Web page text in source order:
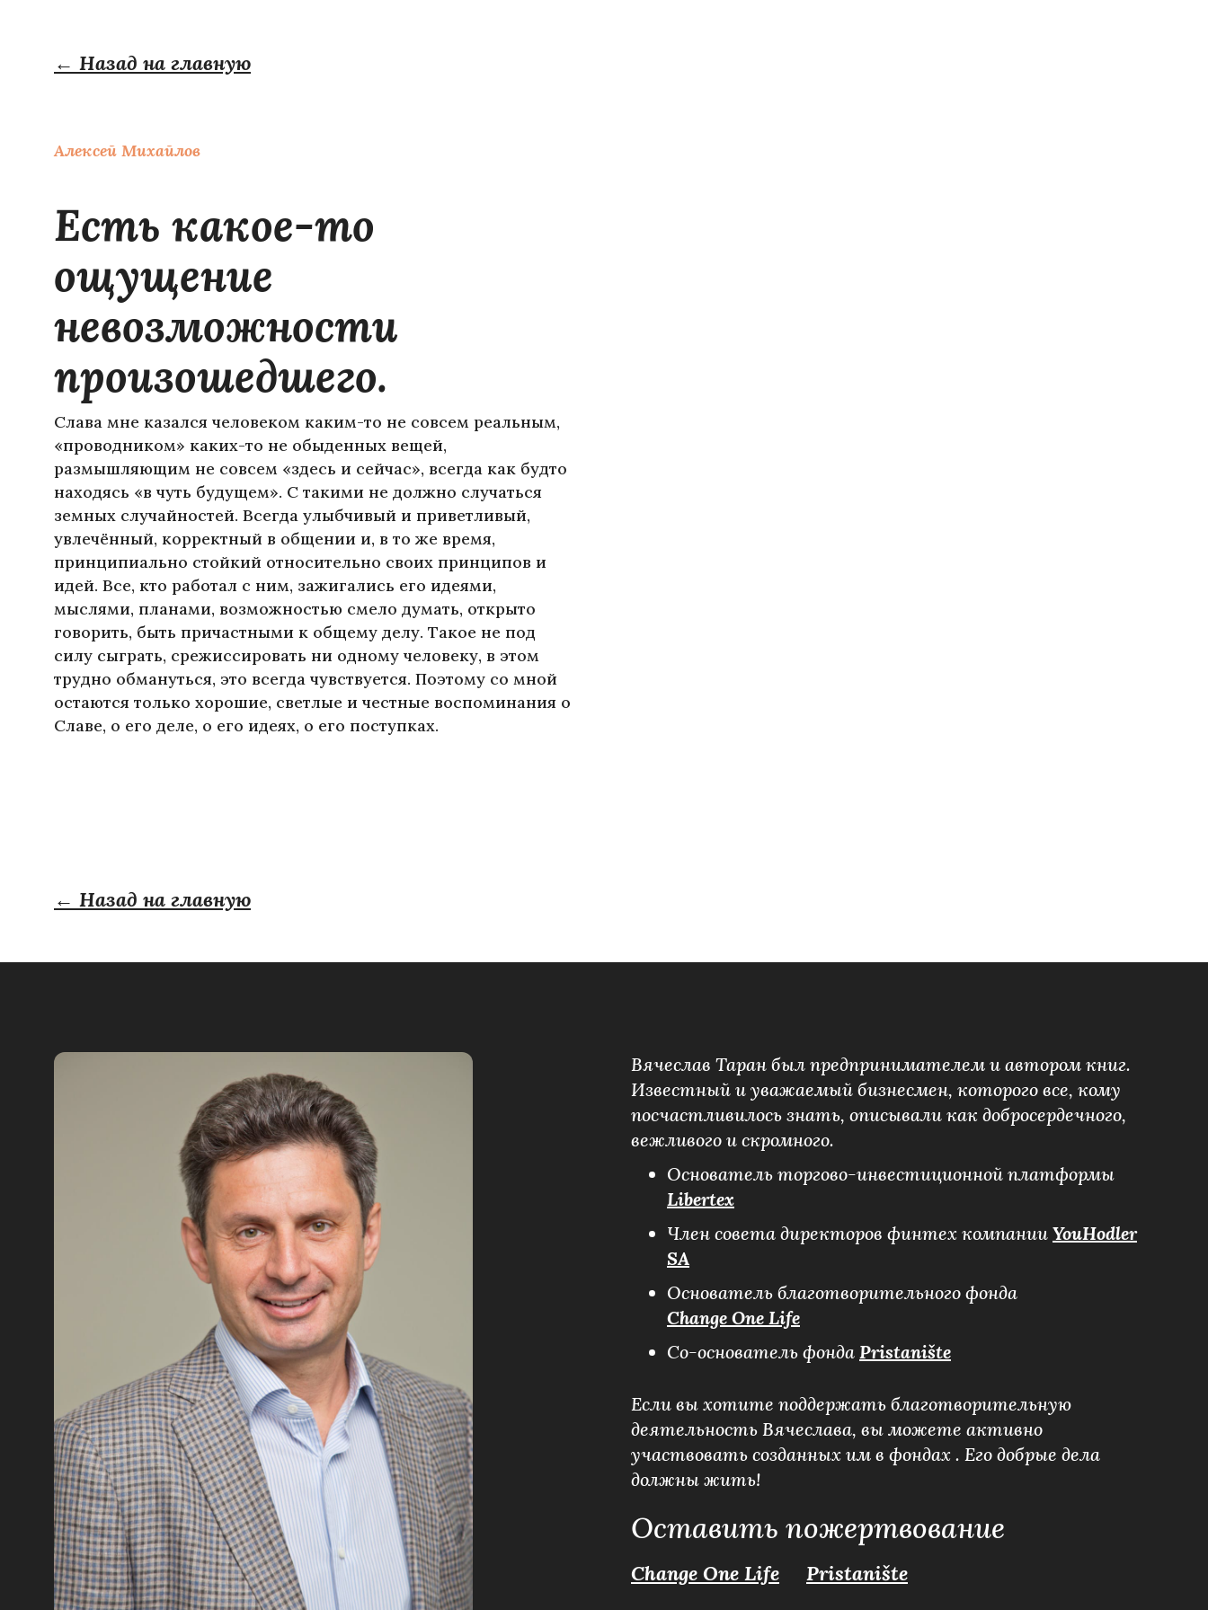
← Назад на главную
Алексей Михайлов
Есть какое-то
ощущение
невозможности
произошедшего.
Слава мне казался человеком каким-то не совсем реальным,
«проводником» каких-то не обыденных вещей,
размышляющим не совсем «здесь и сейчас», всегда как будто
находясь «в чуть будущем». С такими не должно случаться
земных случайностей. Всегда улыбчивый и приветливый,
увлечённый, корректный в общении и, в то же время,
принципиально стойкий относительно своих принципов и
идей. Все, кто работал с ним, зажигались его идеями,
мыслями, планами, возможностью смело думать, открыто
говорить, быть причастными к общему делу. Такое не под
силу сыграть, срежиссировать ни одному человеку, в этом
трудно обмануться, это всегда чувствуется. Поэтому со мной
остаются только хорошие, светлые и честные воспоминания о
Славе, о его деле, о его идеях, о его поступках.
← Назад на главную
Вячеслав Таран был предпринимателем и автором книг.
Известный и уважаемый бизнесмен, которого все, кому
посчастливилось знать, описывали как добросердечного,
вежливого и скромного.
Основатель торгово-инвестиционной платформы
Libertex
Член совета директоров финтех компании YouHodler
SA
Основатель благотворительного фонда
Change One Life
Со-основатель фонда Pristanište
Если вы хотите поддержать благотворительную
деятельность Вячеслава, вы можете активно
участвовать созданных им в фондах . Его добрые дела
должны жить!
Оставить пожертвование
Change One Life Pristanište